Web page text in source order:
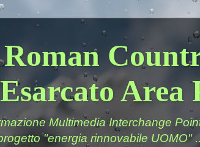
Area
Multimedia Interchange
"energia rinnovabile UOMO"